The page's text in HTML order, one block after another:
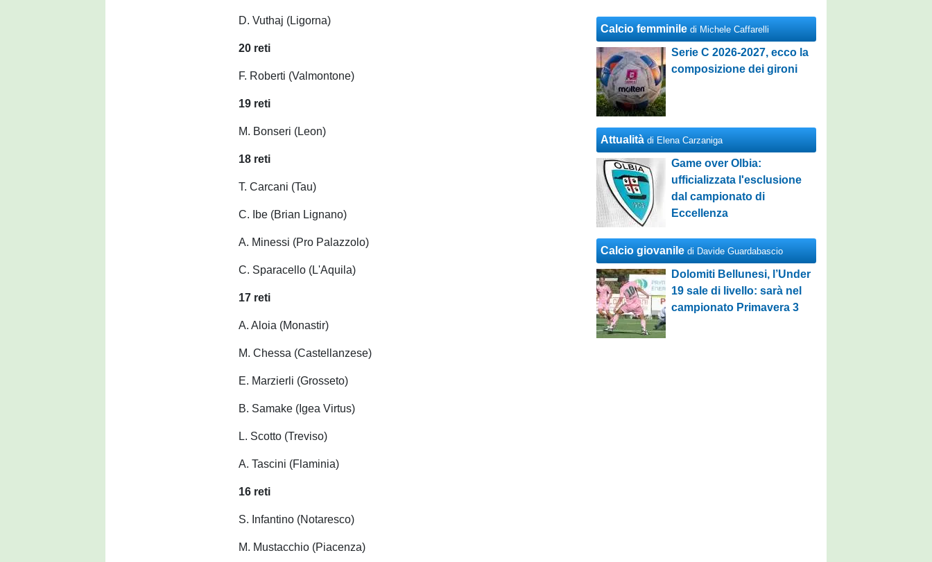
D. Vuthaj (Ligorna)
20 reti
F. Roberti (Valmontone)
19 reti
M. Bonseri (Leon)
18 reti
T. Carcani (Tau)
C. Ibe (Brian Lignano)
A. Minessi (Pro Palazzolo)
C. Sparacello (L'Aquila)
17 reti
A. Aloia (Monastir)
M. Chessa (Castellanzese)
E. Marzierli (Grosseto)
B. Samake (Igea Virtus)
L. Scotto (Treviso)
A. Tascini (Flaminia)
16 reti
S. Infantino (Notaresco)
M. Mustacchio (Piacenza)
Calcio femminile di Michele Caffarelli
Serie C 2026-2027, ecco la
composizione dei gironi
Attualità di Elena Carzaniga
Game over Olbia:
ufficializzata l'esclusione
dal campionato di
Eccellenza
Calcio giovanile di Davide Guardabascio
Dolomiti Bellunesi, l’Under
19 sale di livello: sarà nel
campionato Primavera 3